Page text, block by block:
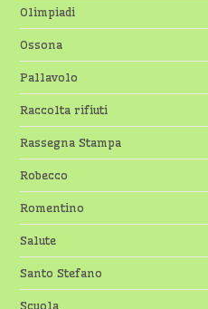
Olimpiadi
Ossona
Pallavolo
Raccolta rifiuti
Rassegna Stampa
Robecco
Romentino
Salute
Santo Stefano
Scuola